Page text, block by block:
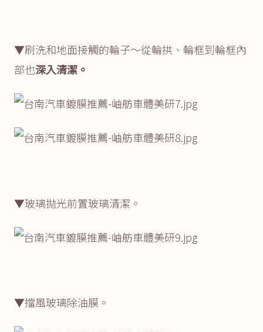
▼刷洗和地面接觸的輪子～從輪拱、輪框到輪框內
部也深入清潔。
▼玻璃拋光前置玻璃清潔。
▼擋風玻璃除油膜。